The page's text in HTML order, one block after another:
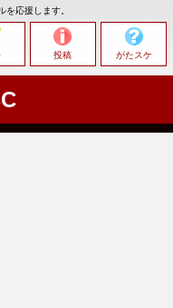
を応援します。
投稿 がたスケ